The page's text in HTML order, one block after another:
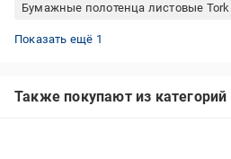
Бумажные полотенца листовые Tork
Листовые бумажные полотенца
Показать ещё 1
Также покупают из категорий